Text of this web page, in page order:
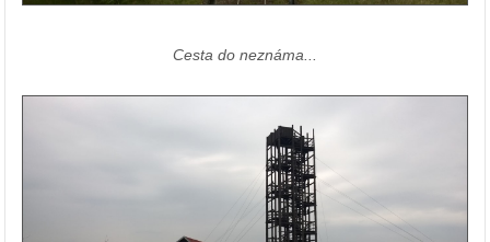
Cesta do neznáma...